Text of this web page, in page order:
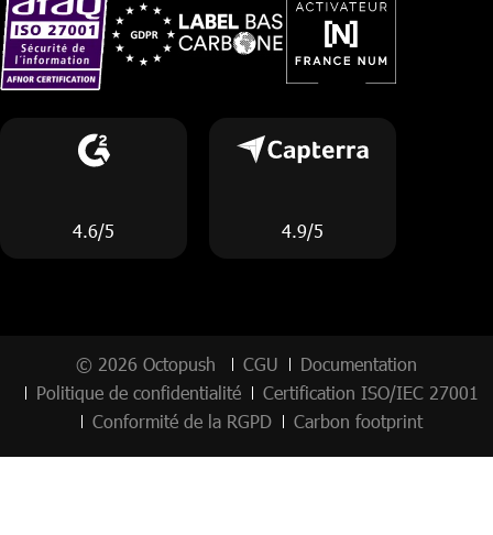
4.6/5 4.9/5
© 2026 Octopush CGU
Documentation
Politique de confidentialité
Certification ISO/IEC 27001
Conformité de la RGPD
Carbon footprint